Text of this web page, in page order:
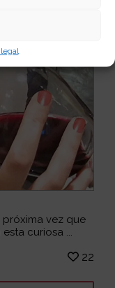
vez que
curiosa ...
22